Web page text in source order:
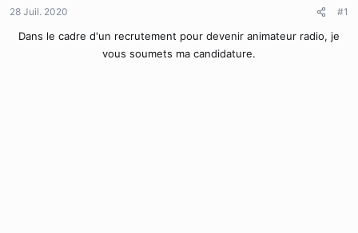
d
l
28 Juil. 2020 #1
Dans le cadre d'un recrutement pour devenir animateur radio, je
vous soumets ma candidature.​